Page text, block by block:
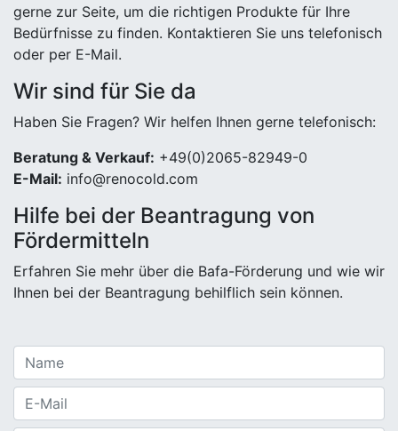
gerne zur Seite, um die richtigen Produkte für Ihre
Bedürfnisse zu finden. Kontaktieren Sie uns telefonisch
oder per E-Mail.
Wir sind für Sie da
Haben Sie Fragen? Wir helfen Ihnen gerne telefonisch:
Beratung & Verkauf: +49(0)2065-82949-0
E-Mail: info@renocold.com
Hilfe bei der Beantragung von
Fördermitteln
Erfahren Sie mehr über die Bafa-Förderung und wie wir
Ihnen bei der Beantragung behilflich sein können.